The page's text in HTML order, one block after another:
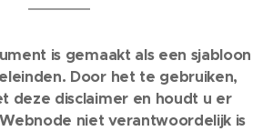
is gemaakt als een sjabloon
Door het te gebruiken,
deze disclaimer en houdt u er
niet verantwoordelijk is